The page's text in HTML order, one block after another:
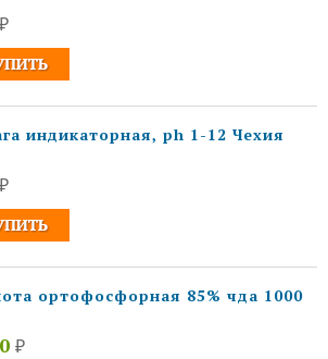
₽
индикаторная, ph 1-12 Чехия
₽
ортофосфорная 85% чда 1000
₽